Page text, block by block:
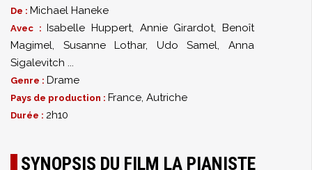
De : Michael Haneke
Avec : Isabelle Huppert, Annie Girardot,Benoît
Magimel, Susanne Lothar, Udo Samel,Anna
Sigalevitch ...
Genre : Drame
Pays de production : France, Autriche
Durée : 2h10
SYNOPSIS DU FILM LA PIANISTE